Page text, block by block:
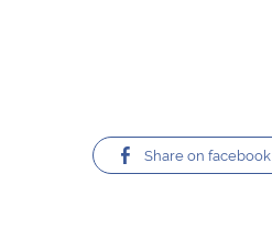
Share on facebook